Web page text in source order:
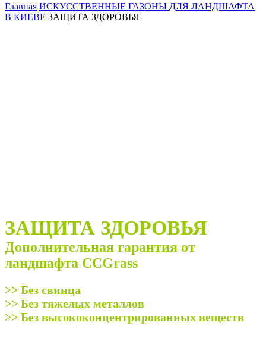
Главная ИСКУССТВЕННЫЕ ГАЗОНЫ ДЛЯ ЛАНДШАФТА
В КИЕВЕ ЗАЩИТА ЗДОРОВЬЯ
ЗАЩИТА ЗДОРОВЬЯ
Дополнительная гарантия от
ландшафта CCGrass
>> Без свинца
>> Без тяжелых металлов
>> Без высококонцентрированных веществ